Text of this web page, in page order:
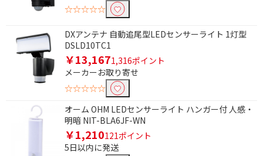
☆☆☆☆☆
DXアンテナ 自動追尾型LEDセンサーライト 1灯型
DSLD10TC1
￥13,1671,316ポイント
メーカーお取り寄せ
☆☆☆☆☆
オーム OHM LEDセンサーライト ハンガー付 人感・
明暗 NIT-BLA6JF-WN
￥1,210121ポイント
5日以内に発送
屋外用（防滴・防水）
監視カメラ
ラ・アクセサリー
ネットワークカメラ
首振りで絞り込む
有線・無線で絞り込む
有線